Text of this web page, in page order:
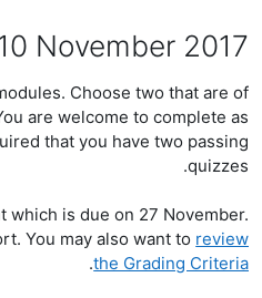
November 2017
Choose two that are of
are welcome to complete as
that you have two passing
quizzes.
is due on 27 November.
You may also want to review
the Grading Criteria
.